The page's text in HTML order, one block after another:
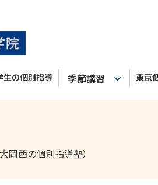
生の個別指導 季節講習 東京
岡西の個別指導塾）